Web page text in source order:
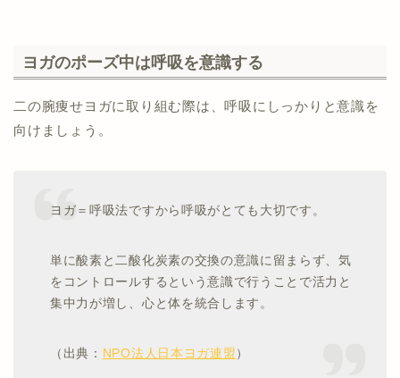
ヨガのポーズ中は呼吸を意識する
二の腕痩せヨガに取り組む際は、呼吸にしっかりと意識を
向けましょう。
ヨガ＝呼吸法ですから呼吸がとても大切です。
単に酸素と二酸化炭素の交換の意識に留まらず、気
をコントロールするという意識で行うことで活力と
集中力が増し、心と体を統合します。
（出典： NPO法人日本ヨガ連盟 ）